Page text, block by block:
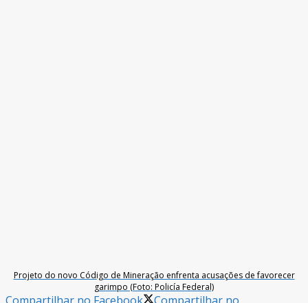
Projeto do novo Código de Mineração enfrenta acusações de favorecer
garimpo (Foto: Policía Federal)